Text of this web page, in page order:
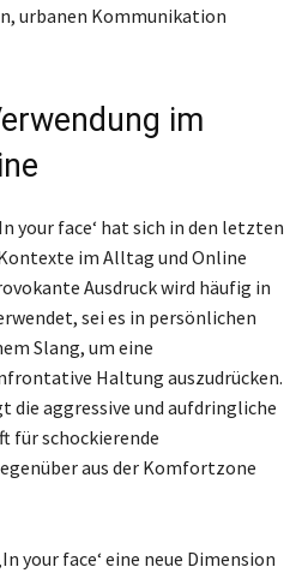
urbanen Kommunikation
im
your face‘ hat sich in den letzten
im Alltag und Online
Ausdruck wird häufig in
sei es in persönlichen
Slang, um eine
Haltung auszudrücken.
die aggressive und aufdringliche
für schockierende
aus der Komfortzone
your face‘ eine neue Dimension